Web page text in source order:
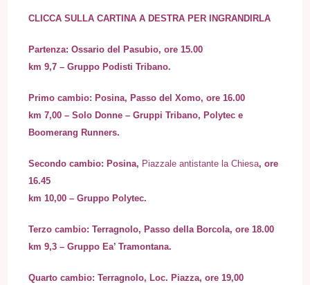
CLICCA SULLA CARTINA A DESTRA PER INGRANDIRLA
Partenza: Ossario del Pasubio, ore 15.00
km 9,7 – Gruppo Podisti Tribano.
Primo cambio: Posina, Passo del Xomo, ore 16.00
km 7,00 –Solo Donne – Gruppi Tribano, Polytec e
Boomerang Runners.
Secondo cambio: Posina, Piazzale antistante la Chiesa, ore
16.45
km 10,00– Gruppo Polytec.
Terzo cambio: Terragnolo, Passo della Borcola, ore 18.00
km 9,3 – Gruppo Ea’ Tramontana.
Quarto cambio: Terragnolo, Loc. Piazza, ore 19,00